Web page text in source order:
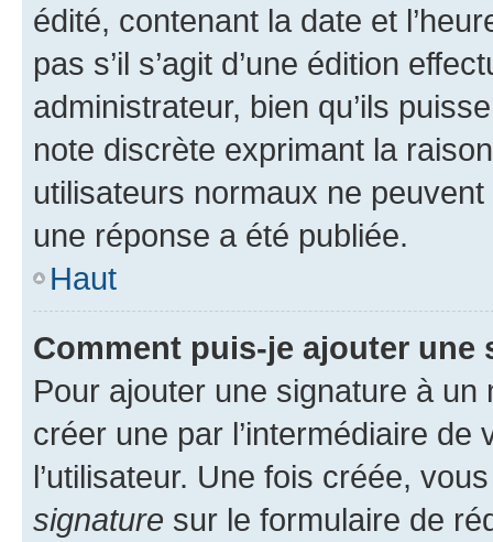
édité, contenant la date et
pas s’il s’agit d’une édition
administrateur, bien qu’ils
note discrète exprimant la
utilisateurs normaux ne
une réponse a été publiée.
Haut
Comment puis-je ajouter une
Pour ajouter une signature à un
créer une par l’intermédiaire
l’utilisateur. Une fois créée,
signature sur le formulaire de